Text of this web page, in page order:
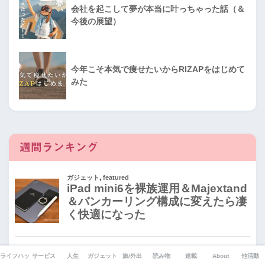
会社を起こして夢が本当に叶っちゃった話（＆
今後の展望）
今年こそ本気で痩せたいからRIZAPをはじめて
みた
週間ランキング
ライフハックサービス 人生 ガジェット 旅/外出 読み物 連載 About 他活動